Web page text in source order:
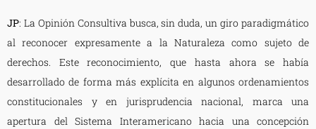
JP: La Opinión Consultiva busca, sin duda, un giro paradigmático
al reconocer expresamente a la Naturaleza como sujeto de
derechos. Este reconocimiento, que hasta ahora se había
desarrollado de forma más explícita en algunos ordenamientos
constitucionales y en jurisprudencia nacional, marca una
apertura del Sistema Interamericano hacia una concepción